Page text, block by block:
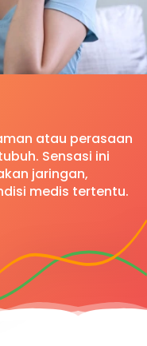
atau perasaan
Sensasi ini
jaringan,
medis tertentu.